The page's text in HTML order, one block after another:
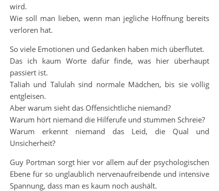
wird.
Wie soll man lieben, wenn man jegliche Hoffnung bereits
verloren hat.
So viele Emotionen und Gedanken haben mich überflutet.
Das ich kaum Worte dafür finde, was hier überhaupt
passiert ist.
Taliah und Talulah sind normale Mädchen, bis sie völlig
entgleisen.
Aber warum sieht das Offensichtliche niemand?
Warum hört niemand die Hilferufe und stummen Schreie?
Warum erkennt niemand das Leid, die Qual und
Unsicherheit?
Guy Portman sorgt hier vor allem auf der psychologischen
Ebene für so unglaublich nervenaufreibende und intensive
Spannung, dass man es kaum noch aushält.